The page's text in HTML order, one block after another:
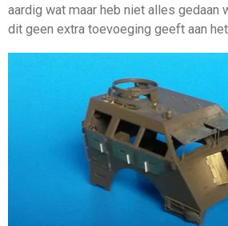
aardig wat maar heb niet alles gedaan
dit geen extra toevoeging geeft aan